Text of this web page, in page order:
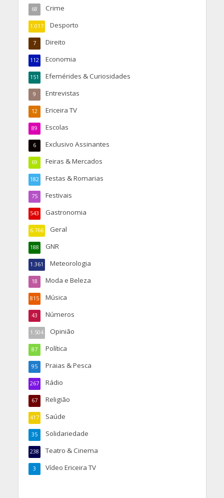
Crime
68
Desporto
1.017
Direito
7
Economia
112
Efemérides & Curiosidades
151
Entrevistas
9
Ericeira TV
12
Escolas
89
Exclusivo Assinantes
6
Feiras & Mercados
69
Festas & Romarias
182
Festivais
75
Gastronomia
543
Geral
6.766
GNR
188
Meteorologia
1.361
Moda e Beleza
18
Música
815
Números
43
Opinião
1.504
Política
87
Praias & Pesca
95
Rádio
267
Religião
67
Saúde
417
Solidariedade
35
Teatro & Cinema
238
Vídeo Ericeira TV
3